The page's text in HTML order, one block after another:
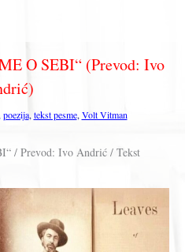
O SEBI“ (Prevod: Ivo
poezija, tekst pesme, Volt Vitman
/ Prevod: Ivo Andrić / Tekst